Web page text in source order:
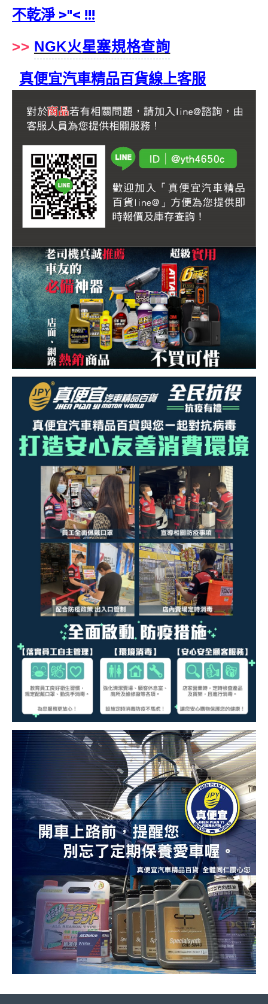
不乾淨 >"< !!!
>> NGK火星塞規格查詢
真便宜汽車精品百貨線上客服